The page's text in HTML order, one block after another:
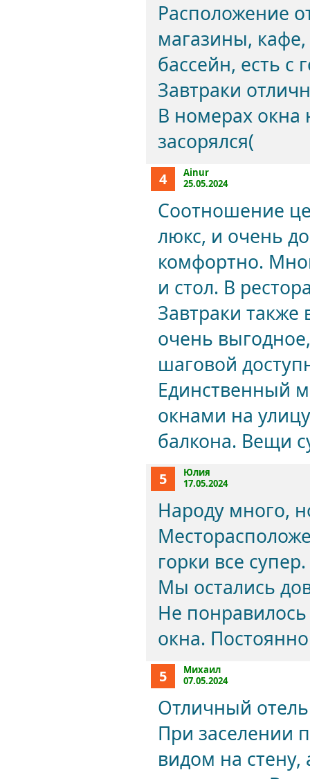
Расположение
магазины,
бассейн, есть
Завтраки
В номерах окна
засорялся(
4
Ainur
25.05.2024
Соотношение
люкс, и очень
комфортно.
и стол. В
Завтраки
очень
шаговой
Единственный
окнами на
балкона. Вещи
5
Юлия
17.05.2024
Народу много,
горки все
Мы остались
Не
окна.
5
Михаил
07.05.2024
Отличный отель
При заселении
видом на